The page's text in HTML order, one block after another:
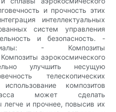
и прочность этих
интеллектуальных
систем управления
и безопасность. -
- Композиты
аэрокосмического
улучшить несущую
телескопических
композитов
может сделать
легче и прочнее, повысив их